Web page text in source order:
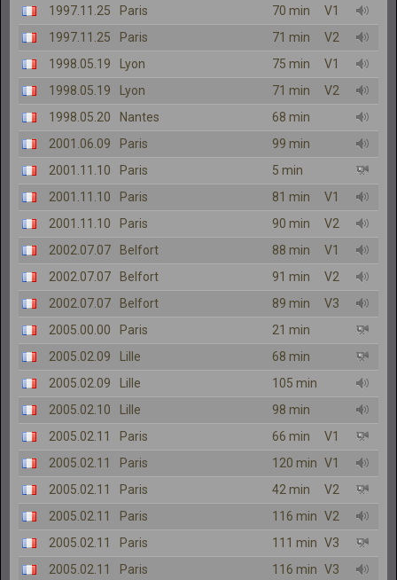
1997.11.25
Paris 70 min
V1
1997.11.25
Paris 71 min
V2
1998.05.19
Lyon 75 min
V1
1998.05.19
Lyon 71 min
V2
1998.05.20
Nantes
68 min
2001.06.09
Paris
99 min
2001.11.10
Paris
5 min
2001.11.10
Paris 81 min
V1
2001.11.10
Paris 90 min
V2
2002.07.07
Belfort 88 min
V1
2002.07.07
Belfort 91 min
V2
2002.07.07
Belfort 89 min
V3
2005.00.00
Paris
21 min
2005.02.09
Lille
68 min
2005.02.09
Lille
105 min
2005.02.10
Lille
98 min
2005.02.11
Paris 66 min
V1
2005.02.11
Paris 120 min V1
2005.02.11
Paris 42 min
V2
2005.02.11
Paris 116 min V2
2005.02.11
Paris 111 min V3
2005.02.11
Paris 116 min V3